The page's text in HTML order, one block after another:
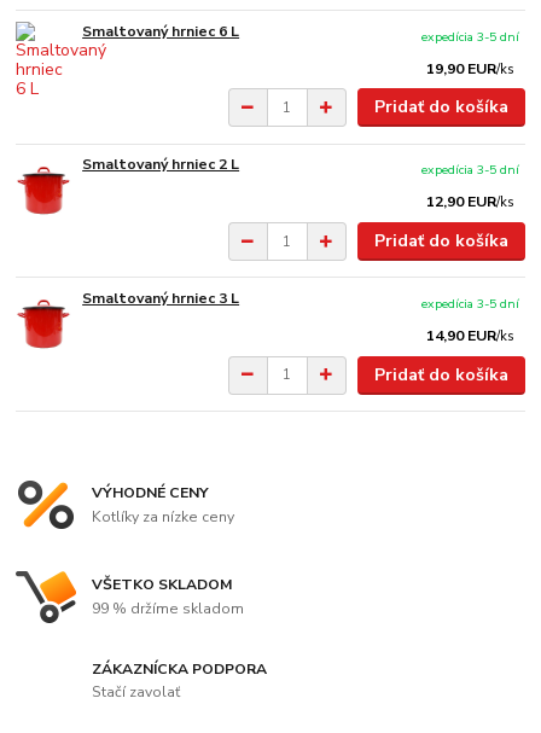
Smaltovaný hrniec 6 L
19,90 EUR/ks
expedícia 3-5 dní
Pridať do košíka
Smaltovaný hrniec 2 L
12,90 EUR/ks
expedícia 3-5 dní
Pridať do košíka
Smaltovaný hrniec 3 L
14,90 EUR/ks
expedícia 3-5 dní
Pridať do košíka
VÝHODNÉ CENY
Kotlíky za nízke ceny
VŠETKO SKLADOM
99 % držíme skladom
ZÁKAZNÍCKA PODPORA
Stačí zavolať